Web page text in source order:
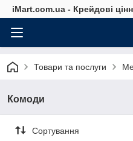
iMart.com.ua - Крейдові
Товари та послуги
Комоди
Сортування